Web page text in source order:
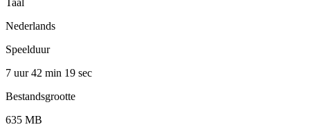
Nederlands
Speelduur
7 uur 42 min 19 sec
Bestandsgrootte
635 MB